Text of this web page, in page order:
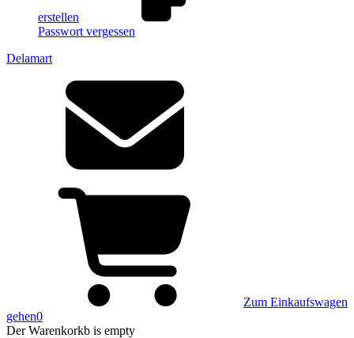
erstellen
Passwort vergessen
Delamart
Zum Einkaufswagen
gehen0
Der Warenkorkb is empty